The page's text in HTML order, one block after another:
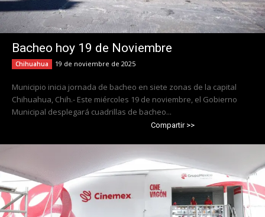
Bacheo hoy 19 de Noviembre
Chihuahua 19 de noviembre de 2025
Municipio inicia jornada de bacheo en siete zonas de la capital
Chihuahua, Chih.- Este miércoles 19 de noviembre, el Gobierno
Municipal desplegará cuadrillas de bacheo...
Compartir >>